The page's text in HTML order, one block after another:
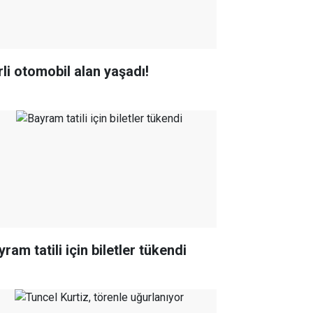
otomobil alan yaşadı!
tatili için biletler tükendi